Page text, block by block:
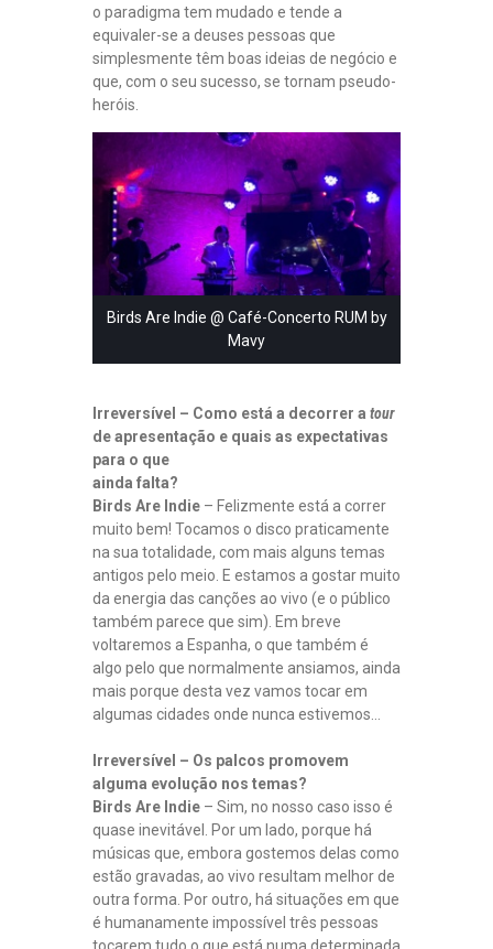
o paradigma tem mudado e tende a
equivaler-se a deuses pessoas que
simplesmente têm boas ideias de negócio e
que, com o seu sucesso, se tornam pseudo-
heróis.
Birds Are Indie @ Café-Concerto RUM by
Mavy
Irreversível – Como está a decorrer a tour
de apresentação e quais as expectativas
para o que
ainda falta?
Birds Are Indie – Felizmente está a correr
muito bem! Tocamos o disco praticamente
na sua totalidade, com mais alguns temas
antigos pelo meio. E estamos a gostar muito
da energia das canções ao vivo (e o público
também parece que sim). Em breve
voltaremos a Espanha, o que também é
algo pelo que normalmente ansiamos, ainda
mais porque desta vez vamos tocar em
algumas cidades onde nunca estivemos…
Irreversível – Os palcos promovem
alguma evolução nos temas?
Birds Are Indie – Sim, no nosso caso isso é
quase inevitável. Por um lado, porque há
músicas que, embora gostemos delas como
estão gravadas, ao vivo resultam melhor de
outra forma. Por outro, há situações em que
é humanamente impossível três pessoas